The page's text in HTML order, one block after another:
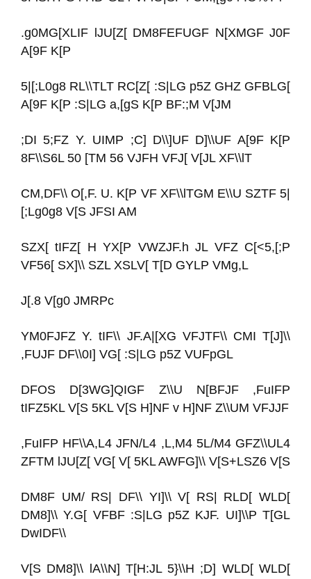
.g0MG[XLIF lJU[Z[ DM8FEFUGF N[XMGF J0F
A[9F K[P
5|[;L0g8 RL\\TLT RC[Z[ :S|LG p5Z GHZ GFBLG[
A[9F K[P :S|LG a,[gS K[P BF:;M V[JM
;DI 5;FZ Y. UIMP ;C] D\\]UF D]\\UF A[9F K[P
8F\\S6L 50 [TM 56 VJFH VFJ[ V[JL XF\\lT
CM,DF\\ O[,F. U. K[P VF XF\\lTGM E\\U SZTF 5|
[;Lg0g8 V[S JFSI AM
SZX[ tIFZ[ H YX[P VWZJF.h JL VFZ C[<5,[;P
VF56[ SX]\\ SZL XSLV[ T[D GYLP VMg,L
J[.8 V[g0 JMRPc
YM0FJFZ Y. tIF\\ JF.A|[XG VFJTF\\ CMI T[J]\\
,FUJF DF\\0I] VG[ :S|LG p5Z VUFpGL
DFOS D[3WG]QIGF Z\\U N[BFJF ,FuIFP
tIFZ5KL V[S 5KL V[S H]NF v H]NF Z\\UM VFJJF
,FuIFP HF\\A,L4 JFN/L4 ,L,M4 5L/M4 GFZ\\UL4
ZFTM lJU[Z[ VG[ V[ 5KL AWFG]\\ V[S+LSZ6 V[S
DM8F UM/ RS| DF\\ YI]\\ V[ RS| RLD[ WLD[
DM8]\\ Y.G[ VFBF :S|LG p5Z KJF. UI]\\P T[GL
DwIDF\\
V[S DM8]\\ lA\\N] T[H:JL 5}\\H ;D] WLD[ WLD[